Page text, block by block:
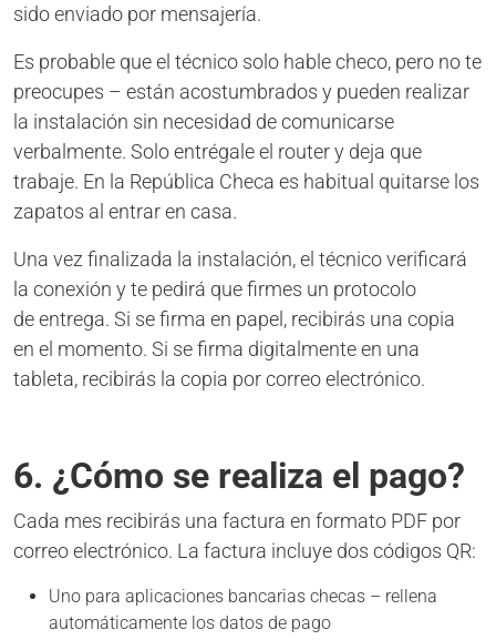
sido enviado por mensajería.
Es probable que el técnico solo hable checo, pero no te
preocupes – están acostumbrados y pueden realizar
la instalación sin necesidad de comunicarse
verbalmente. Solo entrégale el router y deja que
trabaje. En la República Checa es habitual quitarse los
zapatos al entrar en casa.
Una vez finalizada la instalación, el técnico verificará
la conexión y te pedirá que firmes un protocolo
de entrega. Si se firma en papel, recibirás una copia
en el momento. Si se firma digitalmente en una
tableta, recibirás la copia por correo electrónico.
6. ¿Cómo se realiza el pago?
Cada mes recibirás una factura en formato PDF por
correo electrónico. La factura incluye dos códigos QR:
Uno para aplicaciones bancarias checas – rellena
automáticamente los datos de pago